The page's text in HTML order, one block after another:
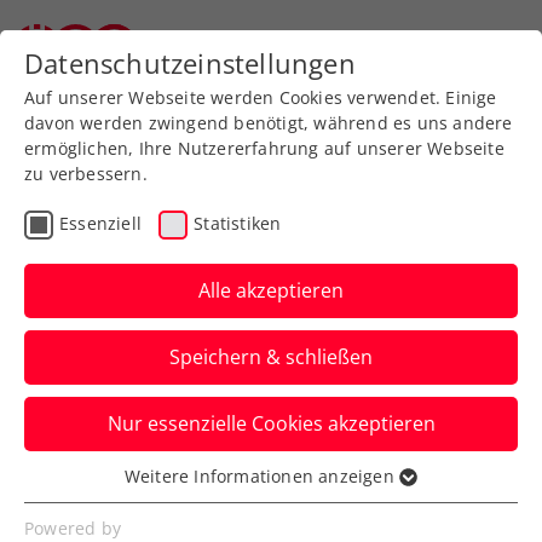
Zurück zur Newsübersicht
Turniere
French Open: Schwärzler
verpasst Einzug ins
Paris-Halbfinale
Knappe Zweisatz-Niederlage für die große
ÖTV-Nachwuchshoffnung im Viertelfinale
von Roland Garros.
Verfasst von: Manuel Wachta, 08.06.2023
Datenschutzeinstellungen
Auf unserer Webseite werden Cookies verwendet. Einige
davon werden zwingend benötigt, während es uns andere
ermöglichen, Ihre Nutzererfahrung auf unserer Webseite
zu verbessern.
Essenziell Statistiken
Alle akzeptieren
Speichern & schließen
Nur essenzielle Cookies akzeptieren
Essenziell
Essenzielle Cookies werden für grundlegende
Weitere Informationen anzeigen
Powered by